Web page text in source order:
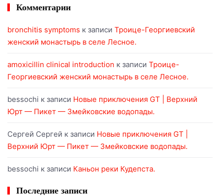
Комментарии
bronchitis symptoms к записи Троице-Георгиевский
женский монастырь в селе Лесное.
amoxicillin clinical introduction к записи Троице-
Георгиевский женский монастырь в селе Лесное.
bessochi к записи Новые приключения GT | Верхний
Юрт — Пикет — Змейковские водопады.
Сергей Сергей к записи Новые приключения GT |
Верхний Юрт — Пикет — Змейковские водопады.
bessochi к записи Каньон реки Кудепста.
Последние записи